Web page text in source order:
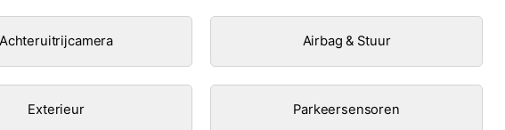
Achteruitrijcamera Airbag & Stuur
Exterieur Parkeersensoren